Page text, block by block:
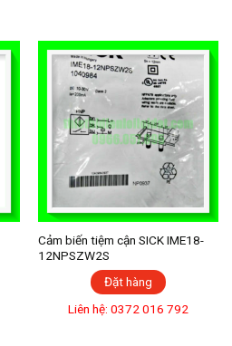
Cảm biến tiệm cận SICK IME18-
12NPSZW2S
Đặt hàng
Liên hệ: 0372 016 792